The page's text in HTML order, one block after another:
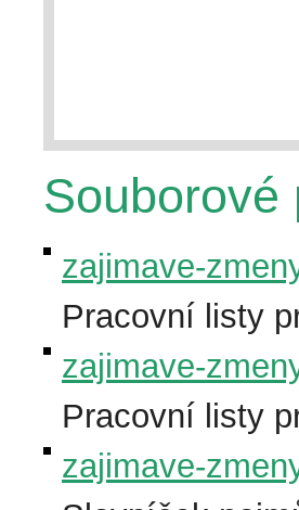
Souborové
zajimave-
Pracovní listy
zajimave-
Pracovní listy
zajimave-